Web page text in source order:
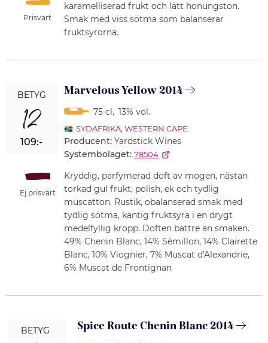
Prisvärt
karamelliserad frukt och lätt honungston.
Smak med viss sötma som balanserar
fruktsyrorna.
BETYG
12
109:-
Ej prisvärt
Marvelous Yellow 2014
75 cl, 13% vol.
SYDAFRIKA, WESTERN CAPE
Producent: Yardstick Wines
Systembolaget: 78504
Kryddig, parfymerad doft av mogen, nästan
torkad gul frukt, polish, ek och tydlig
muscatton. Rustik, obalanserad smak med
tydlig sötma, kantig fruktsyra i en drygt
medelfyllig kropp. Doften bättre än smaken.
49% Chenin Blanc, 14% Sémillon, 14% Clairette
Blanc, 10% Viognier, 7% Muscat d'Alexandrie,
6% Muscat de Frontignan
BETYG Spice Route Chenin Blanc 2014